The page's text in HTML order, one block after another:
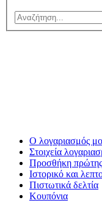
Ο λογαριασμός
Στοιχεία
Προσθήκη πρώτης
Ιστορικό και
Πιστωτικά δελτία
Κουπόνια